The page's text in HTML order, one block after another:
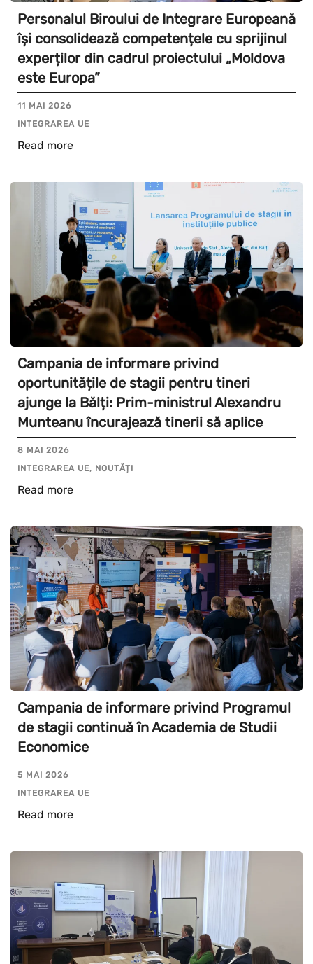
Personalul Biroului de Integrare Europeană
își consolidează competențele cu sprijinul
experților din cadrul proiectului „Moldova
este Europa”
11 MAI 2026
INTEGRAREA UE
Read more
Campania de informare privind
oportunitățile de stagii pentru tineri
ajunge la Bălți: Prim-ministrul Alexandru
Munteanu încurajează tinerii să aplice
8 MAI 2026
INTEGRAREA UE, NOUTĂȚI
Read more
Campania de informare privind Programul
de stagii continuă în Academia de Studii
Economice
5 MAI 2026
INTEGRAREA UE
Read more